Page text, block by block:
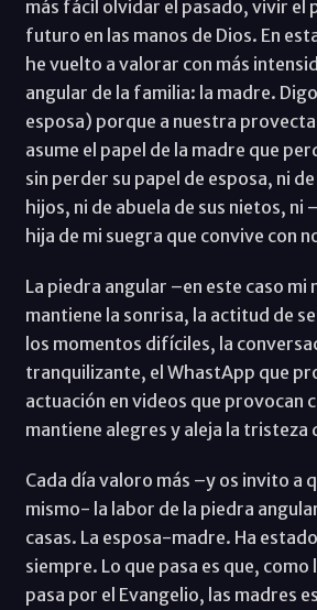
más fácil olvidar el pasado, vivir el
futuro en las manos de Dios. En
he vuelto a valorar con más
angular de la familia: la madre.
esposa) porque a nuestra
asume el papel de la madre que
sin perder su papel de esposa, ni
hijos, ni de abuela de sus nietos, ni
hija de mi suegra que convive con
La piedra angular –en este caso mi
mantiene la sonrisa, la actitud de
los momentos difíciles, la
tranquilizante, el WhastApp que
actuación en videos que provocan
mantiene alegres y aleja la tristeza
Cada día valoro más –y os invito a
mismo- la labor de la piedra
casas. La esposa-madre. Ha
siempre. Lo que pasa es que,
pasa por el Evangelio, las madres